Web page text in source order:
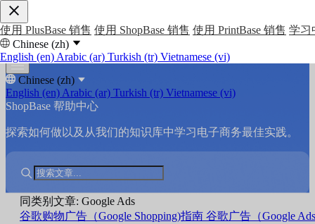
使用 PlusBase 销售 使用 ShopBase 销售 使用 PrintBase 销售 学习
Chinese (zh)
English (en) Arabic (ar) Turkish (tr) Vietnamese (vi)
Chinese (zh)
English (en) Arabic (ar) Turkish (tr) Vietnamese (vi)
ShopBase 帮助中心
探索如何做以及从我们的知识库中学习电子商务最佳实践。
同类别文章: Google Ads
谷歌购物广告（Google Shopping)指南 谷歌广告（Google